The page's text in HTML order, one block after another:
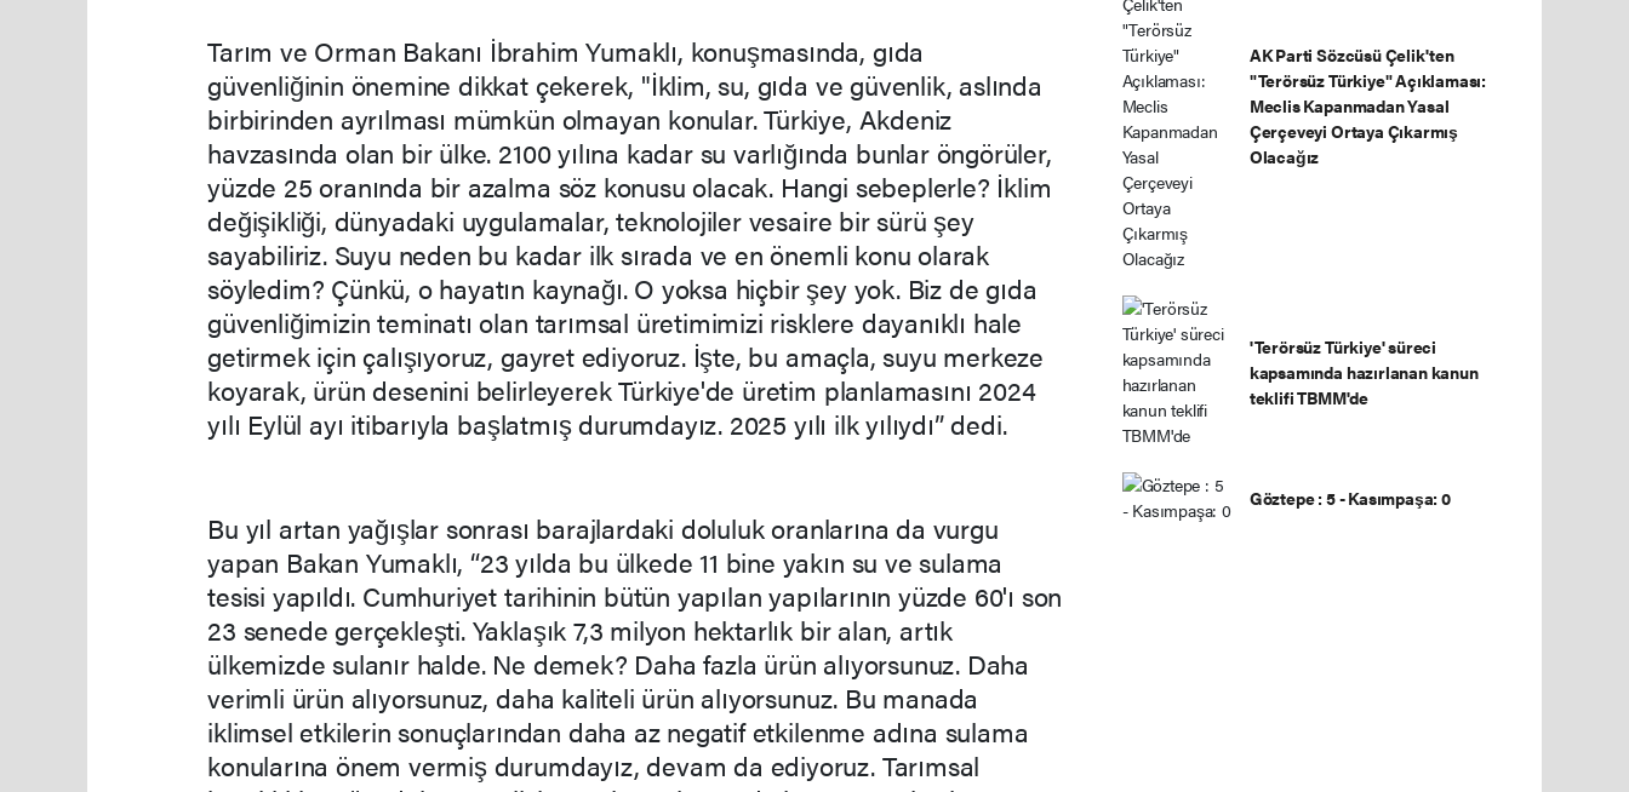
Tarım ve Orman Bakanı İbrahim Yumaklı, konuşmasında, gıda
güvenliğinin önemine dikkat çekerek, "İklim, su, gıda ve güvenlik, aslında
birbirinden ayrılması mümkün olmayan konular. Türkiye, Akdeniz
havzasında olan bir ülke. 2100 yılına kadar su varlığında bunlar öngörüler,
yüzde 25 oranında bir azalma söz konusu olacak. Hangi sebeplerle? İklim
değişikliği, dünyadaki uygulamalar, teknolojiler vesaire bir sürü şey
sayabiliriz. Suyu neden bu kadar ilk sırada ve en önemli konu olarak
söyledim? Çünkü, o hayatın kaynağı. O yoksa hiçbir şey yok. Biz de gıda
güvenliğimizin teminatı olan tarımsal üretimimizi risklere dayanıklı hale
getirmek için çalışıyoruz, gayret ediyoruz. İşte, bu amaçla, suyu merkeze
koyarak, ürün desenini belirleyerek Türkiye'de üretim planlamasını 2024
yılı Eylül ayı itibarıyla başlatmış durumdayız. 2025 yılı ilk yılıydı” dedi.
Bu yıl artan yağışlar sonrası barajlardaki doluluk oranlarına da vurgu
yapan Bakan Yumaklı, “23 yılda bu ülkede 11 bine yakın su ve sulama
tesisi yapıldı. Cumhuriyet tarihinin bütün yapılan yapılarının yüzde 60'ı son
23 senede gerçekleşti. Yaklaşık 7,3 milyon hektarlık bir alan, artık
ülkemizde sulanır halde. Ne demek? Daha fazla ürün alıyorsunuz. Daha
verimli ürün alıyorsunuz, daha kaliteli ürün alıyorsunuz. Bu manada
iklimsel etkilerin sonuçlarından daha az negatif etkilenme adına sulama
konularına önem vermiş durumdayız, devam da ediyoruz. Tarımsal
AK Parti Sözcüsü Çelik'ten
"Terörsüz Türkiye" Açıklaması:
Meclis Kapanmadan Yasal
Çerçeveyi Ortaya Çıkarmış
Olacağız
'Terörsüz Türkiye' süreci
kapsamında hazırlanan kanun
teklifi TBMM'de
Göztepe : 5 - Kasımpaşa: 0